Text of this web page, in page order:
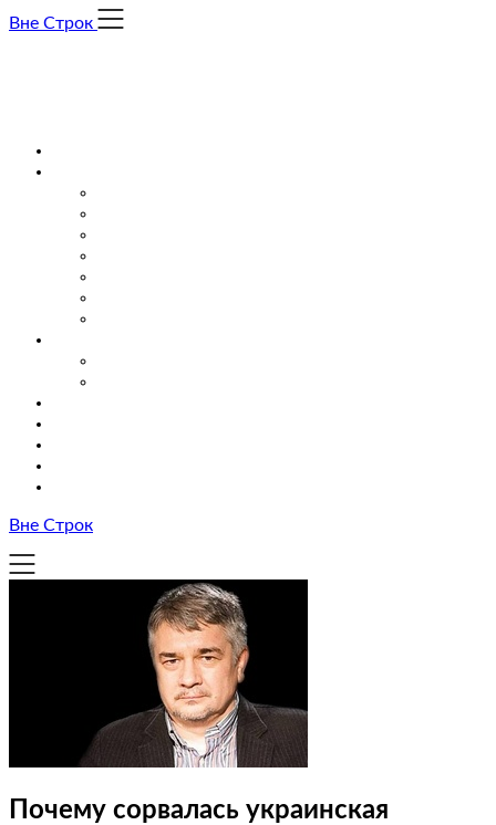
Skip
Вне Строк
Вне Строк
Почему сорвалась украинская